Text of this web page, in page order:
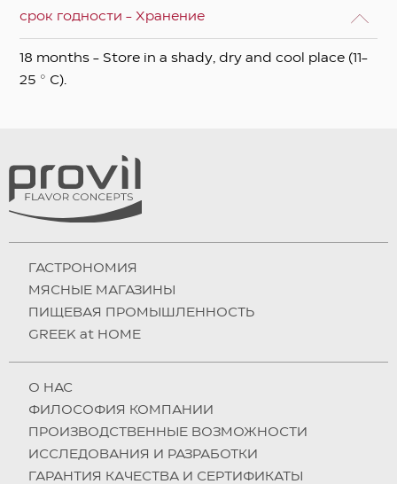
срок годности - Хранение
18 months - Store in a shady, dry and cool place (11-
25 ° C).
ГАСТРОНОМИЯ
МЯСНЫЕ МАГАЗИНЫ
ПИЩЕВАЯ ПРОМЫШЛЕННОСТЬ
GREEK at HOME
О НAC
ФИЛОСОФИЯ КОМПАНИИ
ПРОИЗВОДСТВЕННЫЕ ВОЗМОЖНОСТИ
ИССЛЕДОВАНИЯ И РАЗРАБОТКИ
ГАРАНТИЯ КАЧЕСТВА И СЕРТИФИКАТЫ